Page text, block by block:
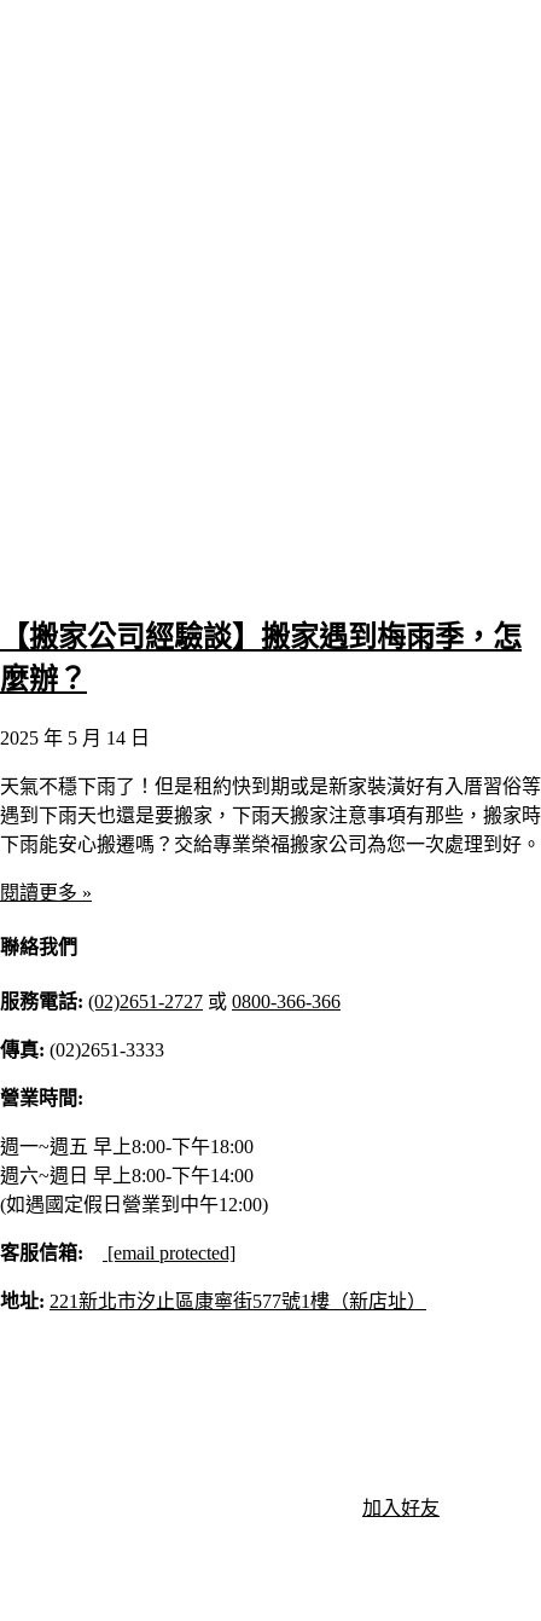
【搬家公司經驗談】搬家遇到梅雨季，怎
麼辦？
2025 年 5 月 14 日
天氣不穩下雨了！但是租約快到期或是新家裝潢好有入厝習俗等
遇到下雨天也還是要搬家，下雨天搬家注意事項有那些，搬家時
下雨能安心搬遷嗎？交給專業榮福搬家公司為您一次處理到好。
閱讀更多 »
聯絡我們
服務電話: (02)2651-2727 或 0800-366-366
傳真: (02)2651-3333
營業時間:
週一~週五 早上8:00-下午18:00
週六~週日 早上8:00-下午14:00
(如遇國定假日營業到中午12:00)
客服信箱: [email protected]
地址: 221新北市汐止區康寧街577號1樓（新店址）
加入好友